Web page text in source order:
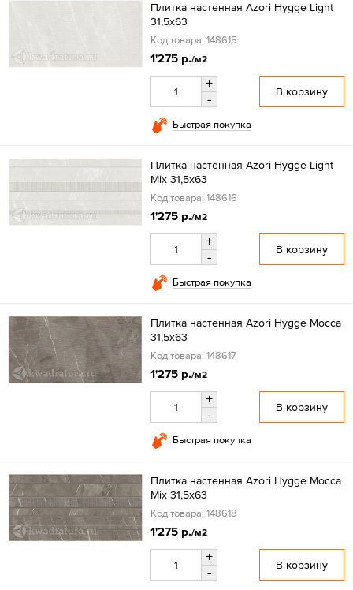
Плитка настенная Azori Hygge Light
31,5x63
Код товара: 148615
1'275 р./м2
+
-
В корзину
Быстрая покупка
Плитка настенная Azori Hygge Light
Mix 31,5x63
Код товара: 148616
1'275 р./м2
+
-
В корзину
Быстрая покупка
Плитка настенная Azori Hygge Mocca
31,5x63
Код товара: 148617
1'275 р./м2
+
-
В корзину
Быстрая покупка
Плитка настенная Azori Hygge Mocca
Mix 31,5x63
Код товара: 148618
1'275 р./м2
+
-
В корзину